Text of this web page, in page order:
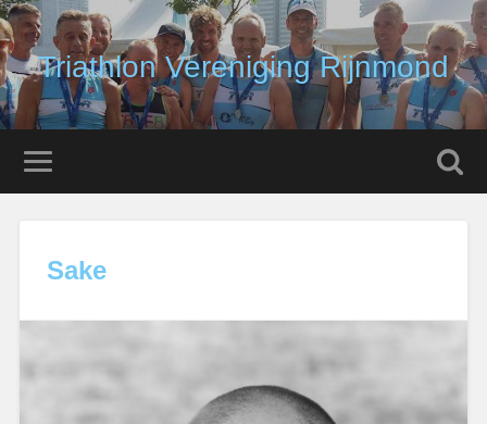
Triathlon Vereniging Rijnmond
Sake